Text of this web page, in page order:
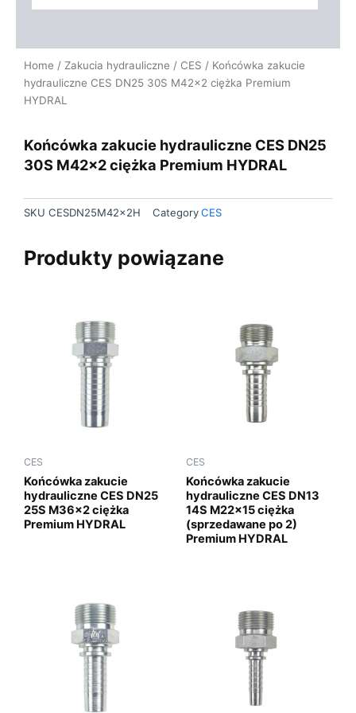
Home / Zakucia hydrauliczne / CES / Końcówka zakucie
hydrauliczne CES DN25 30S M42x2 ciężka Premium
HYDRAL
Końcówka zakucie hydrauliczne CES DN25
30S M42x2 ciężka Premium HYDRAL
SKU CESDN25M42x2H CategoryCES
Produkty powiązane
CES
Końcówka zakucie
hydrauliczne CES DN25
25S M36x2 ciężka
Premium HYDRAL
CES
Końcówka zakucie
hydrauliczne CES DN13
14S M22x15 ciężka
(sprzedawane po 2)
Premium HYDRAL